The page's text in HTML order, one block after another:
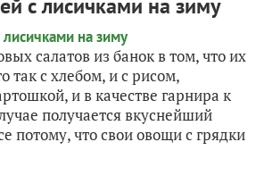
с лисичками на зиму
салатов из банок в том, что их
так с хлебом, и с рисом,
и в качестве гарнира к
получается вкуснейший
потому, что свои овощи с грядки